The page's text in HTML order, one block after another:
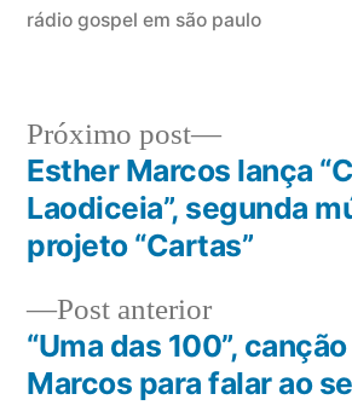
rádio gospel em são paulo
Post anterior
“Uma das 100”,
Marcos para falar ao
Próximo post
Esther Marcos lança
Laodiceia”, segunda
projeto “Cartas”